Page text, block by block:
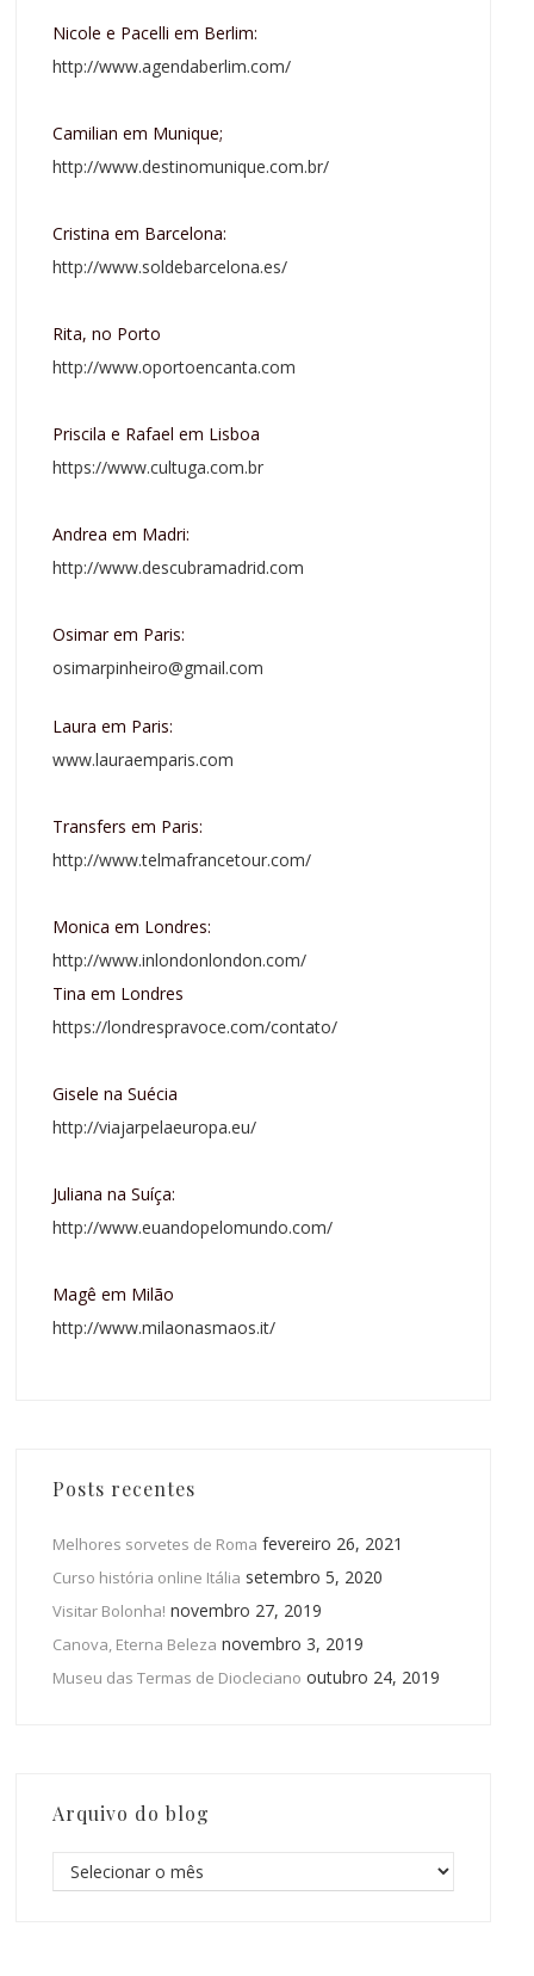
Nicole e Pacelli em Berlim:
http://www.agendaberlim.com/
Camilian em Munique;
http://www.destinomunique.com.br/
Cristina em Barcelona:
http://www.soldebarcelona.es/
Rita, no Porto
http://www.oportoencanta.com
Priscila e Rafael em Lisboa
https://www.cultuga.com.br
Andrea em Madri:
http://www.descubramadrid.com
Osimar em Paris:
osimarpinheiro@gmail.com
Laura em Paris:
www.lauraemparis.com
Transfers em Paris:
http://www.telmafrancetour.com/
Monica em Londres:
http://www.inlondonlondon.com/
Tina em Londres
https://londrespravoce.com/contato/
Gisele na Suécia
http://viajarpelaeuropa.eu/
Juliana na Suíça:
http://www.euandopelomundo.com/
Magê em Milão
http://www.milaonasmaos.it/
Posts recentes
Melhores sorvetes de Roma fevereiro 26, 2021
Curso história online Itália setembro 5, 2020
Visitar Bolonha! novembro 27, 2019
Canova, Eterna Beleza novembro 3, 2019
Museu das Termas de Diocleciano outubro 24, 2019
Arquivo do blog